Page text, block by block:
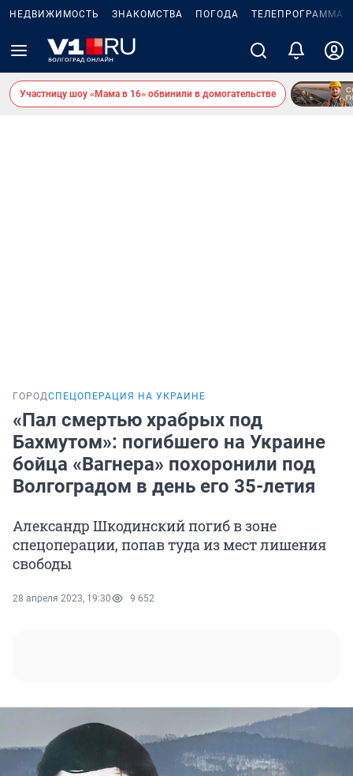
НЕДВИЖИМОСТЬ ЗНАКОМСТВА ПОГОДА ТЕЛЕПРОГРАММА
Участницу шоу «Мама в 16» обвинили в домогательстве
ГОРОДСПЕЦОПЕРАЦИЯ НА УКРАИНЕ
«Пал смертью храбрых под
Бахмутом»: погибшего на Украине
бойца «Вагнера» похоронили под
Волгоградом в день его 35-летия
Александр Шкодинский погиб в зоне
спецоперации, попав туда из мест лишения
свободы
28 апреля 2023, 19:30 9 652